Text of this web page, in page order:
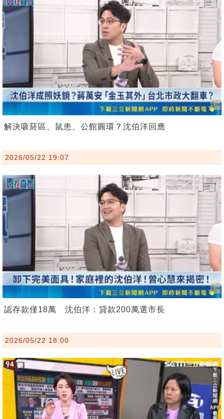
解決吸菸區、鼠患、公館圓環？沈伯洋回應
2026/05/22 19:07
認存款僅18萬 沈伯洋：貸款200萬選市長
2026/05/22 18:00